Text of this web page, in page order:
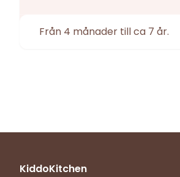
Från 4 månader till ca 7 år.
KiddoKitchen